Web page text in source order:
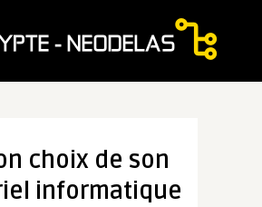
choix de son
informatique